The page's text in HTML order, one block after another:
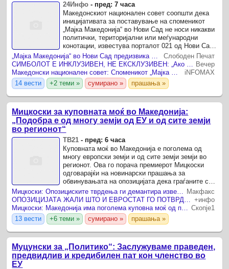
24Инфо - пред: 7 часа
Македонскиот национален совет соопшти дека
иницијативата за поставување на споменикот
„Мајка Македонија“ во Нови Сад не носи никакви
политички, територијални или меѓународни
конотации, известува порталот 021 од Нови Сад
.
„Мајка Македонија“ во Нови Сад предизвика реакции од Грција и од Бугарија
Слободен Печат
СИМБОЛОТ Е ИНКЛУЗИВЕН, НЕ ЕКСКЛУЗИВЕН: „Ако и припадниците на грчкиот народ се препознаваат во овој споменик, не гледаме никаква пречка во тоа“ Вечер
Македонски национален совет: Споменикот „Мајка Македонија“ не е политичка провокација, туку симбол на сеќавање
iNFOMAX
14 вести
+2 теми » сумирано » прашања »
Мицкоски за куповната моќ во Македонија:
„Подобра е од многу земји од ЕУ и од сите земји
во регионот“
ТВ21 - пред: 6 часа
Куповната моќ во Македонија е поголема од
многу европски земји и од сите земји земји во
регионот. Ова го порача премиерот Мицкоски
одговарајќи на новинарски прашања за
обвинувањата на опозицијата дека граѓаните се
потешко живеат.
Макфакс
+инфо
Скопје1
13 вести
+6 теми » сумирано » прашања »
Муцунски за „Политико“: Заслужуваме праведен,
предвидлив и кредибилен пат кон членство во
ЕУ